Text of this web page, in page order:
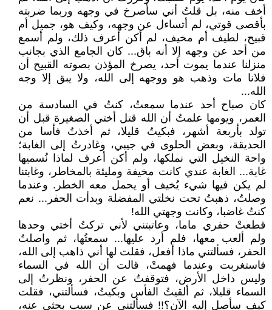
أخف منه، بل قلتُ أني سأصرخ في وجهه وربما ضربته
بأقصى قوتي، لم أتساءل عن وجهه، وكيف هو، جميل أم
قبيح، لطيف أم مخيف، لم أكن أعرف ذلك، ولم أسمع
من أحد عن وجهه إلا أنه باق... كان الجامع الذي بجانب
منزلنا عندما يموت أحد، يصرخ المؤذن بصوته القبيح أن
فلانا مات وذهب هو ووجهه إلى الله، ولا يبق إلا وجه
الله...
كان صباح أحد عندما سمعتُ، كنتُ في السادسة من
العمر، ويومها علمتُ أن الله قتل أختي الصغيرة قبل أن
تولد بأربعة أشهر، فبكيتُ قليلا، ثم أخذتُ فأسا من
الحديقة، وبعض الحلوى في جيبي، وغادرتُ إلى الغابة؛
واحة النخيل التي نملكها، ولم أكن أعرف لماذا نُسميها
غابة... الغابة عندي كانت مخيفة ومليئة بالمخاطر، وغابتنا
لم يكن فيها شيء يُخيف أو يحمل معه الخطر. وعندما
وصلتُ، ذهبتُ تحت نخلتي المفضلة وبدأت الحفر... نعم
كنتُ غاضبا، وكانت وجهتي الله!
قطعتْ حفري ماما، وعاتبتني لأني تركتُ أختي وحدها
ولم ألعب معها، فلم أرد عليها... سمعتُها، ثم واصلتُ
الحفر، فسألتني ماذا أفعل، فقلت لها أني ذاهب إلى الله،
فاستغربت وعندما فهمتْ، قالت أن الله في السماء
وليس داخل الأرض، فتوقفتُ عن الحفر، ونظرتُ إلى
السماء قليلا، ثم ألقيتُ الفأس وبكيتُ، فسألتني، فقلت
كيف سأصل إليه الآن؟!! فسألتني عن سبب بحثي عنه،